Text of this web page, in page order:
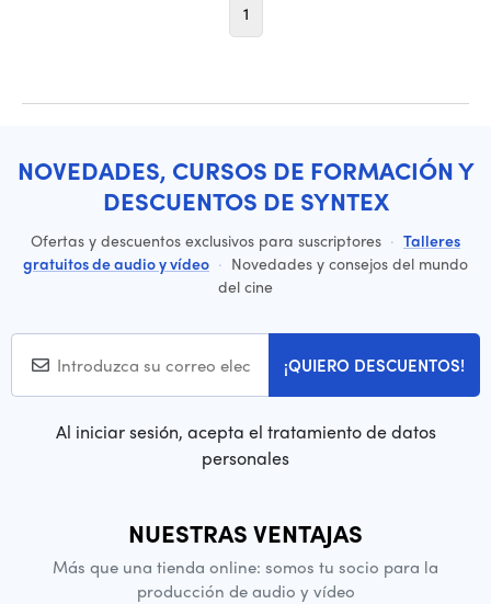
1
NOVEDADES, CURSOS DE FORMACIÓN Y
DESCUENTOS DE SYNTEX
Ofertas y descuentos exclusivos para suscriptores · Talleres
gratuitos de audio y vídeo · Novedades y consejos del mundo
del cine
¡QUIERO DESCUENTOS!
Al iniciar sesión, acepta el tratamiento de datos
personales
NUESTRAS VENTAJAS
Más que una tienda online: somos tu socio para la
producción de audio y vídeo